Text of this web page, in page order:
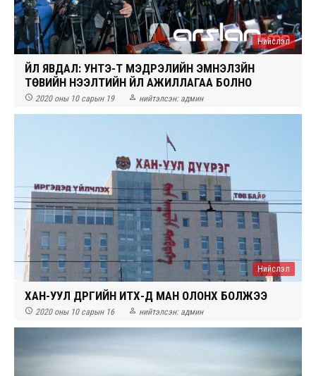
Нийслэл
ҮЙЛ ЯВДАЛ: УНТЭ-Т МЭДРЭЛИЙН ЭМНЭЛЗҮЙН
ТӨВИЙН НЭЭЛТИЙН ҮЙЛ АЖИЛЛАГАА БОЛНО
 2020 оны 10 сарын 19  нийтэлсэн: админ
Нийслэл
ХАН-УУЛ ДҮҮРГИЙН ИТХ-Д МАН ОЛОНХ БОЛЖЭЭ
 2020 оны 10 сарын 16  нийтэлсэн: админ